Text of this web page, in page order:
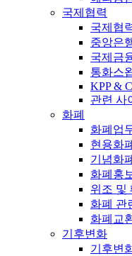
국제협력
국제협
중앙은
국제금
통화스
KPP &
관련 사
화폐
화폐업
현용화폐
기념화폐
화폐홍
위조 및
화폐 관
화폐교
기후변화
기후변